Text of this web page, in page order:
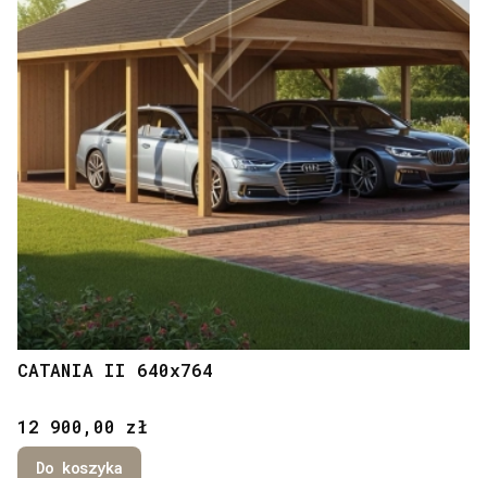
CATANIA II 640x764
Cena
12 900,00 zł
Do koszyka